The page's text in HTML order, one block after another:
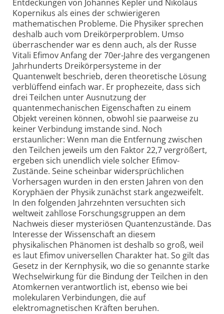
Entdeckungen von Johannes Kepler und Nikolaus
Kopernikus als eines der schwierigeren
mathematischen Probleme. Die Physiker sprechen
deshalb auch vom Dreikörperproblem. Umso
überraschender war es denn auch, als der Russe
Vitali Efimov Anfang der 70er-Jahre des vergangenen
Jahrhunderts Dreikörpersysteme in der
Quantenwelt beschrieb, deren theoretische Lösung
verblüffend einfach war. Er prophezeite, dass sich
drei Teilchen unter Ausnutzung der
quantenmechanischen Eigenschaften zu einem
Objekt vereinen können, obwohl sie paarweise zu
keiner Verbindung imstande sind. Noch
erstaunlicher: Wenn man die Entfernung zwischen
den Teilchen jeweils um den Faktor 22,7 vergrößert,
ergeben sich unendlich viele solcher Efimov-
Zustände. Seine scheinbar widersprüchlichen
Vorhersagen wurden in den ersten Jahren von den
Koryphäen der Physik zunächst stark angezweifelt.
In den folgenden Jahrzehnten versuchten sich
weltweit zahllose Forschungsgruppen an dem
Nachweis dieser mysteriösen Quantenzustände. Das
Interesse der Wissenschaft an diesem
physikalischen Phänomen ist deshalb so groß, weil
es laut Efimov universellen Charakter hat. So gilt das
Gesetz in der Kernphysik, wo die so genannte starke
Wechselwirkung für die Bindung der Teilchen in den
Atomkernen verantwortlich ist, ebenso wie bei
molekularen Verbindungen, die auf
elektromagnetischen Kräften beruhen.